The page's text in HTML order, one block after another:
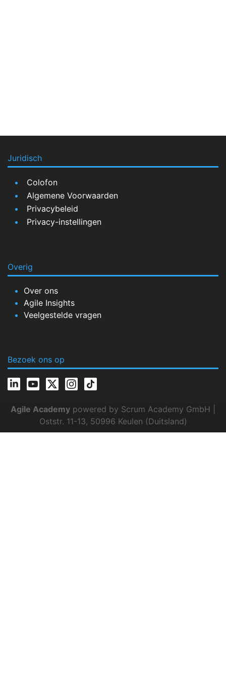
Juridisch
Colofon
Algemene Voorwaarden
Privacybeleid
Privacy-instellingen
Overig
Over ons
Agile Insights
Veelgestelde vragen
Bezoek ons op
Agile Academy powered by Scrum Academy GmbH |
Oststr. 11-13, 50996 Keulen (Duitsland)